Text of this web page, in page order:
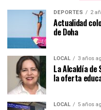
DEPORTES 2
Actualidad
de Doha
LOCAL 3 años
La Alcaldía de
la oferta
LOCAL 5 años